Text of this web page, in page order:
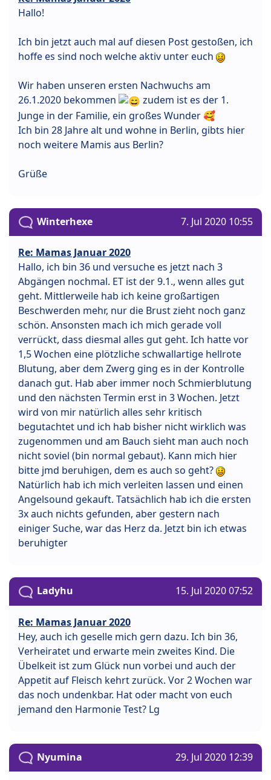
Hallo!
Ich bin jetzt auch mal auf diesen Post gestoßen, ich
hoffe es sind noch welche aktiv unter euch
Wir haben unseren ersten Nachwuchs am
26.1.2020 bekommen
zudem ist es der 1.
Junge in der Familie, ein großes Wunder 🥰
Ich bin 28 Jahre alt und wohne in Berlin, gibts hier
noch weitere Mamis aus Berlin?
Grüße
Winterhexe 7. Jul 2020 10:55
Re: Mamas Januar 2020
Hallo, ich bin 36 und versuche es jetzt nach 3
Abgängen nochmal. ET ist der 9.1., wenn alles gut
geht. Mittlerweile hab ich keine großartigen
Beschwerden mehr, nur die Brust zieht noch ganz
schön. Ansonsten mach ich mich gerade voll
verrückt, dass diesmal alles gut geht. Ich hatte vor
1,5 Wochen eine plötzliche schwallartige hellrote
Blutung, aber dem Zwerg ging es in der Kontrolle
danach gut. Hab aber immer noch Schmierblutung
und den nächsten Termin erst in 3 Wochen. Jetzt
wird von mir natürlich alles sehr kritisch
begutachtet und ich hab bisher nicht wirklich was
zugenommen und am Bauch sieht man auch noch
nicht soviel (bin normal gebaut). Kann mich hier
bitte jmd beruhigen, dem es auch so geht?
Natürlich hab ich mich verleiten lassen und einen
Angelsound gekauft. Tatsächlich hab ich die ersten
3x auch nichts gefunden, aber gestern nach
einiger Suche, war das Herz da. Jetzt bin ich etwas
beruhigter
Ladyhu 15. Jul 2020 07:52
Re: Mamas Januar 2020
Hey, auch ich geselle mich gern dazu. Ich bin 36,
Verheiratet und erwarte mein zweites Kind. Die
Übelkeit ist zum Glück nun vorbei und auch der
Appetit auf Fleisch kehrt zurück. Vor 2 Wochen war
das noch undenkbar. Hat oder macht von euch
jemand den Harmonie Test? Lg
Nyumina 29. Jul 2020 12:39